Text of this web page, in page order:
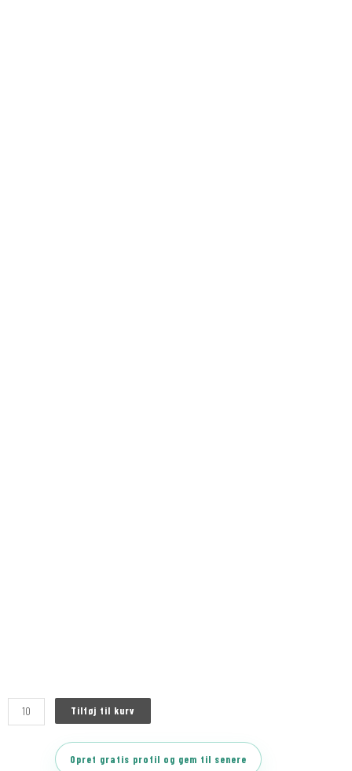
Tilføj til kurv
Opret gratis profil og gem til senere